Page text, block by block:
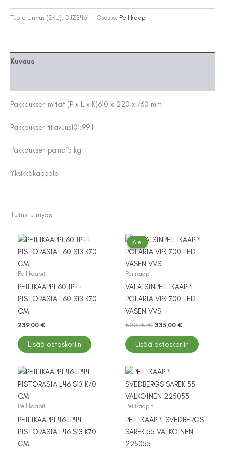
Tuotetunnus (SKU): DJZ346 Osasto: Peilikaapit
Kuvaus
Pakkauksen mitat (P x L x K)610 x 220 x 760 mm
Pakkauksen tilavuus101.99 l
Pakkauksen paino15 kg
Yksikkökappale
Tutustu myös
Peilikaapit
PEILIKAAPPI 60 IP44
PISTORASIA L60 S13 K70
CM
239,00 €
Lisää ostoskoriin
Ale!
Ale!
Peilikaapit
VALAISINPEILIKAAPPI
POLARIA VPK 700 LED
VASEN VVS
500,75€ Alkuperäinen
oli:
335,00 €Nykyinen
on:
335,00 €.
Lisää ostoskoriin
Peilikaapit
PEILIKAAPPI 46 IP44
PISTORASIA L46 S13 K70
CM
Peilikaapit
PEILIKAAPPI SVEDBERGS
SAREK 55 VALKOINEN
225055